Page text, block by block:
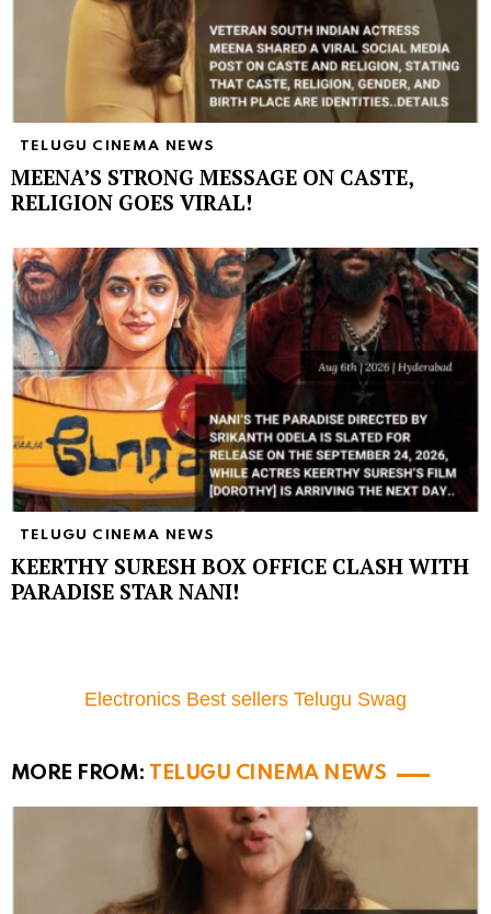
TELUGU CINEMA NEWS
MEENA’S STRONG MESSAGE ON CASTE,
RELIGION GOES VIRAL!
TELUGU CINEMA NEWS
KEERTHY SURESH BOX OFFICE CLASH WITH
PARADISE STAR NANI!
Electronics Best sellers Telugu Swag
MORE FROM: TELUGU CINEMA NEWS